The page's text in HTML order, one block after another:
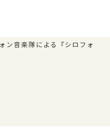
ン音楽隊による『シロフォ